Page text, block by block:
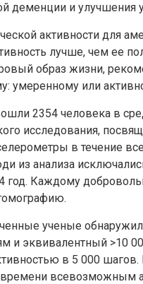
деменции и улучшения
активности для
лучше, чем ее
образ жизни,
умеренному или
2354 человека в
исследования,
в течение
из анализа
год. Каждому
ученые
и эквивалентный >10
в 5 000
всевозможным